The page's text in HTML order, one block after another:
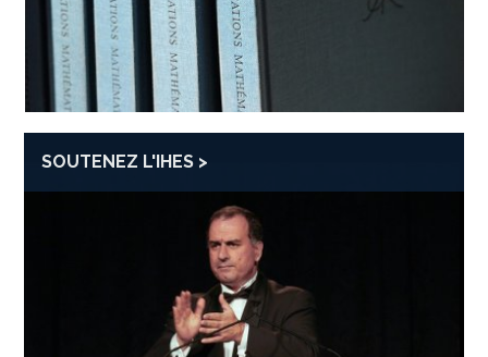
SOUTENEZ L'IHES